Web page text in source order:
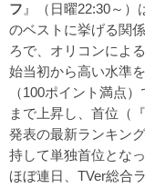
フ 』（日曜22:30～
のベストに挙げる関
ろで、オリコンによ
始当初から高い水準
（100ポイント満点
まで上昇し、首位（
発表の最新ランキン
持して単独首位とな
ほぼ連日、TVer総合